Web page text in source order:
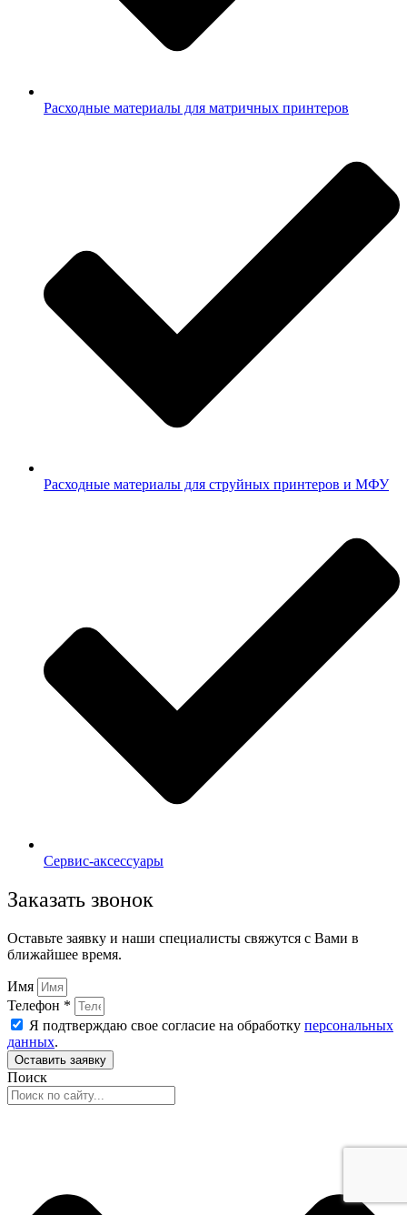
Расходные материалы для матричных принтеров
Расходные материалы для струйных принтеров и МФУ
Сервис-аксессуары
Заказать звонок
Оставьте заявку и наши специалисты свяжутся с Вами в
ближайшее время.
Имя
Телефон *
Я подтверждаю свое согласие на обработку персональных
данных.
Оставить заявку
Поиск